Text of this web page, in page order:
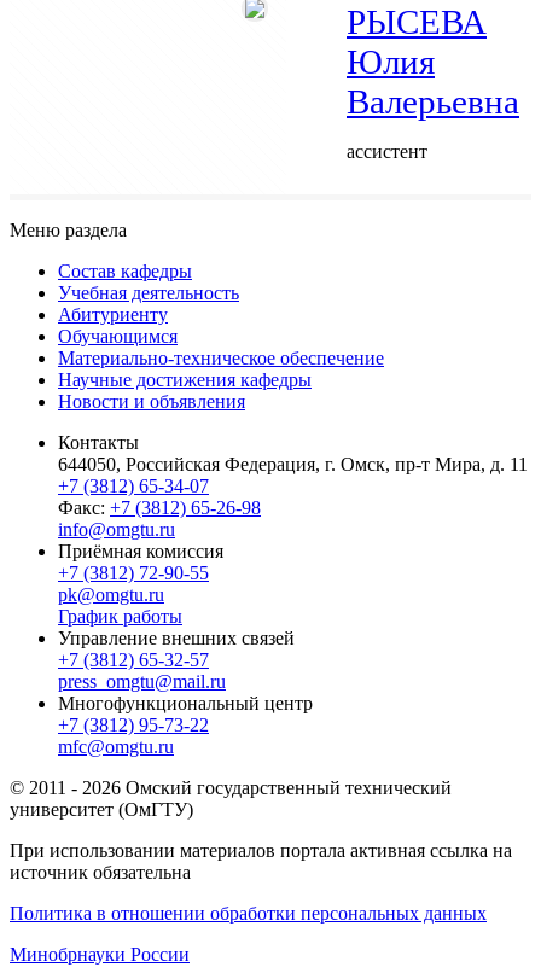
РЫСЕВА
Юлия
Валерьевна
ассистент
Меню раздела
Состав кафедры
Учебная деятельность
Абитуриенту
Обучающимся
Материально-техническое обеспечение
Научные достижения кафедры
Новости и объявления
Контакты
644050, Российская Федерация, г. Омск, пр-т Мира, д. 11
+7 (3812) 65-34-07
Факс: +7 (3812) 65-26-98
info@omgtu.ru
Приёмная комиссия
+7 (3812) 72-90-55
pk@omgtu.ru
График работы
Управление внешних связей
+7 (3812) 65-32-57
press_omgtu@mail.ru
Многофункциональный центр
+7 (3812) 95-73-22
mfc@omgtu.ru
© 2011 - 2026 Омский государственный технический
университет (ОмГТУ)
При использовании материалов портала активная ссылка на
источник обязательна
Политика в отношении обработки персональных данных
Минобрнауки России